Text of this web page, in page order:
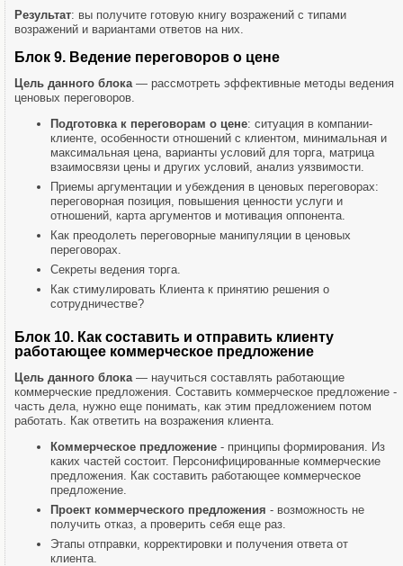
Результат: вы получите готовую книгу возражений с типами
возражений и вариантами ответов на них.
Блок 9. Ведение переговоров о цене
Цель данного блока — рассмотреть эффективные методы ведения
ценовых переговоров.
Подготовка к переговорам о цене: ситуация в компании-
клиенте, особенности отношений с клиентом, минимальная и
максимальная цена, варианты условий для торга, матрица
взаимосвязи цены и других условий, анализ уязвимости.
Приемы аргументации и убеждения в ценовых переговорах:
переговорная позиция, повышения ценности услуги и
отношений, карта аргументов и мотивация оппонента.
Как преодолеть переговорные манипуляции в ценовых
переговорах.
Секреты ведения торга.
Как стимулировать Клиента к принятию решения о
сотрудничестве?
Блок 10. Как составить и отправить клиенту
работающее коммерческое предложение
Цель данного блока — научиться составлять работающие
коммерческие предложения. Составить коммерческое предложение -
часть дела, нужно еще понимать, как этим предложением потом
работать. Как ответить на возражения клиента.
Коммерческое предложение - принципы формирования. Из
каких частей состоит. Персонифицированные коммерческие
предложения. Как составить работающее коммерческое
предложение.
Проект коммерческого предложения - возможность не
получить отказ, а проверить себя еще раз.
Этапы отправки, корректировки и получения ответа от
клиента.